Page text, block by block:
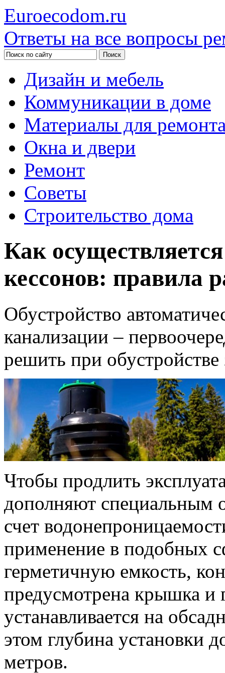
Euroecodom.ru
Ответы на все вопросы
Дизайн и мебель
Коммуникации в доме
Материалы для
Окна и двери
Ремонт
Советы
Строительство дома
Как
кессонов: правила
Обустройство
канализации –
решить при обустройстве
Чтобы продлить
дополняют специальным
счет
применение в подобных
герметичную емкость,
предусмотрена крышка и
устанавливается на
этом глубина установки
метров.